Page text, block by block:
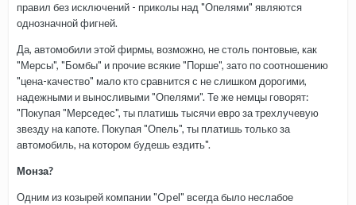
правил без исключений - приколы над "Опелями" являются
однозначной фигней.
Да, автомобили этой фирмы, возможно, не столь понтовые, как
"Мерсы", "Бомбы" и прочие всякие "Порше", зато по соотношению
"цена-качество" мало кто сравнится с не слишком дорогими,
надежными и выносливыми "Опелями". Те же немцы говорят:
"Покупая "Мерседес", ты платишь тысячи евро за трехлучевую
звезду на капоте. Покупая "Опель", ты платишь только за
автомобиль, на котором будешь ездить".
Монза?
Одним из козырей компании "Opel" всегда было неслабое